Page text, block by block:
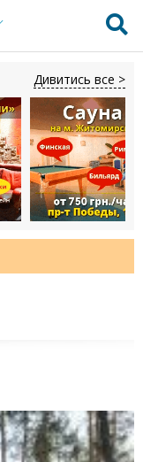
Дивитись все >